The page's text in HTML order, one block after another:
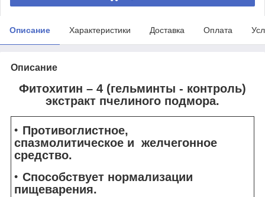
Описание Характеристики Доставка Оплата
Описание
Фитохитин – 4 (гельминты - контроль)
экстракт пчелиного подмора.
Противоглистное,
спазмолитическое и желчегонное
средство.
Способствует нормализации
пищеварения.